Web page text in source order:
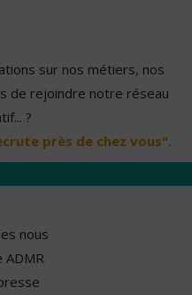
sur nos métiers, nos
de rejoindre notre réseau
?
près de chez vous".
nous
ADMR